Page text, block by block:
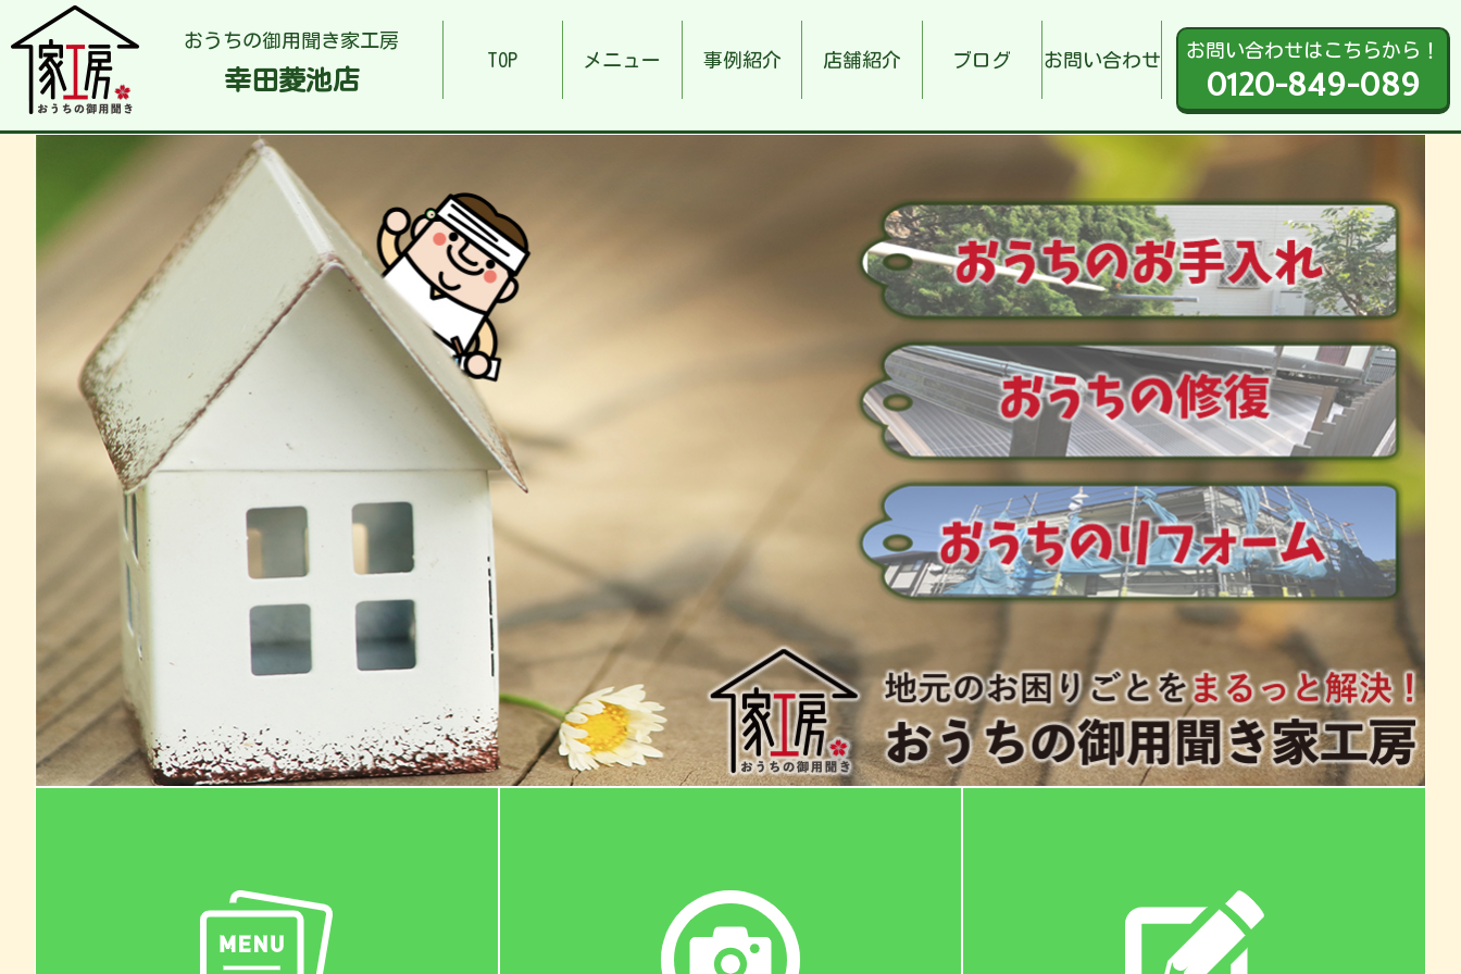
おうちの御用聞き家工房
幸田菱池店
TOP メニュー 事例紹介 店舗紹介 ブログ お問い合わせ お問い合わせはこちらから！
0120-849-089